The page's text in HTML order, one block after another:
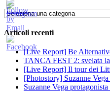
Categorie
Articoli recenti
[Live Report] Be
TANCA FEST 2: svelata
[Live Report] Il tour dei
[Photostory] Suzanne
Suzanne Vega